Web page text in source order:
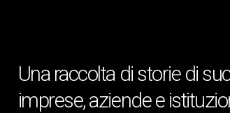
Una raccolta di storie di
imprese, aziende e